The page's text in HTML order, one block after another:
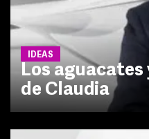
IDEAS
Los aguacates
de Claudia